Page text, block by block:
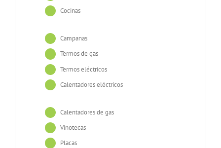
Cocinas
Campanas
Termos de gas
Termos eléctricos
Calentadores eléctricos
Calentadores de gas
Vinotecas
Placas